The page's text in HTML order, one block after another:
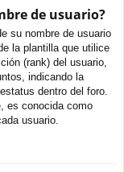
de usuario?
su nombre de usuario
la plantilla que utilice
(rank) del usuario,
indicando la
dentro del foro.
es conocida como
usuario.